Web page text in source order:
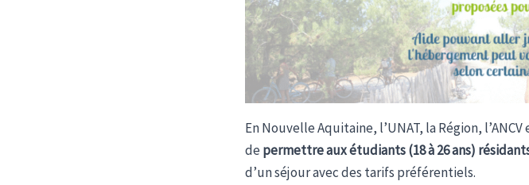
En Nouvelle Aquitaine, l’UNAT, la Région,
de permettre aux étudiants (18 à 26 ans)
d’un séjour avec des tarifs préférentiels.